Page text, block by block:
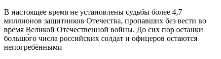
В настоящее время не установлены судьбы более 4,7
миллионов защитников Отечества, пропавших без вести во
время Великой Отечественной войны. До сих пор останки
большо́го числа российских солдат и офицеров остаются
непогребёнными